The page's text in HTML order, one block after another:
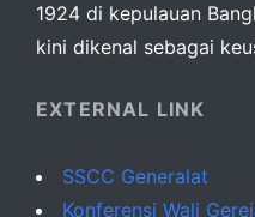
1924 di kepulauan
kini dikenal sebagai
EXTERNAL LINK
SSCC Generalat
Konferensi Wali